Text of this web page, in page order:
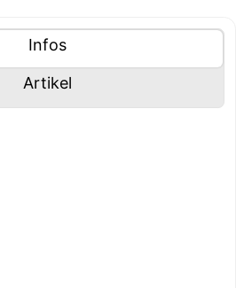
die Tablisten-Controls
Panel mit
Infosanzeigen
Panel mit
Artikel